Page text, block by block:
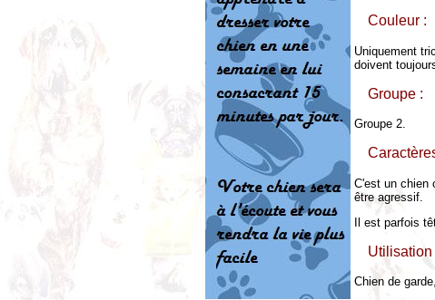
Couleur :
Uniquement
doivent
Groupe :
Groupe 2.
C'est un chien
être agressif.
Il est parfois
Utilisation
Chien de